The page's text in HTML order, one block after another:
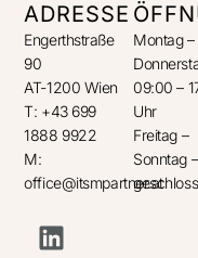
ADRESSE
Engerthstraße
90
AT-1200 Wien
T: +43 699
1888 9922
M:
office@itsmpartner.at
Montag –
09:00 –
Uhr
Freitag –
Sonntag –